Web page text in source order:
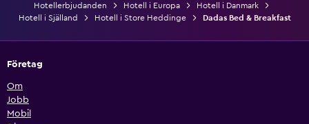
Hotellerbjudanden Hotell i Europa
Hotell i Danmark
Hotell i Själland
Hotell i Store Heddinge Dadas Bed & Breakfast
Företag
Om
Jobb
Mobil